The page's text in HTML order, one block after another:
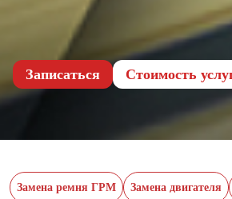
Записаться Cтоимость
Замена ремня ГРМ Замена двигателя